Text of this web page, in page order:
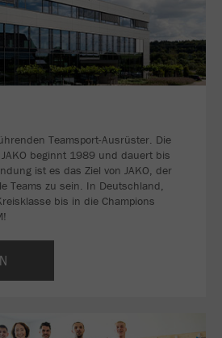
Teamsport-Ausrüster. Die
beginnt 1989 und dauert bis
ist es das Ziel von JAKO, der
Teams zu sein. In Deutschland,
bis in die Champions